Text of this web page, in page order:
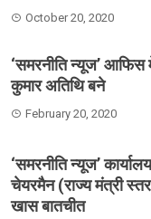
October 20, 2020
‘समरनीति न्यूज’ आफिस
कुमार अतिथि बने
February 20, 2020
‘समरनीति न्यूज’
चेयरमैन (राज्य मंत्री
खास बातचीत